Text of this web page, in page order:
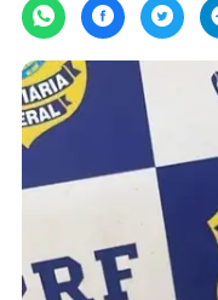
quarta-feira, 26/06/